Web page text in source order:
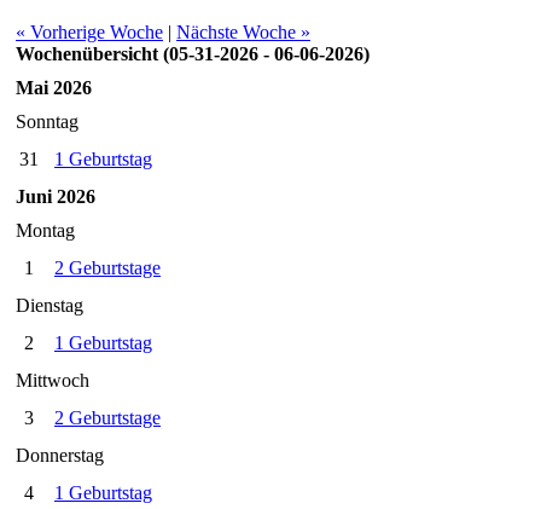
« Vorherige Woche | Nächste Woche »
Wochenübersicht (05-31-2026 - 06-06-2026)
Mai 2026
Sonntag
31
1 Geburtstag
Juni 2026
Montag
1
2 Geburtstage
Dienstag
2
1 Geburtstag
Mittwoch
3
2 Geburtstage
Donnerstag
4
1 Geburtstag